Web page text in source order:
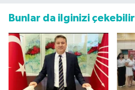
Bunlar da ilginizi çekebilir